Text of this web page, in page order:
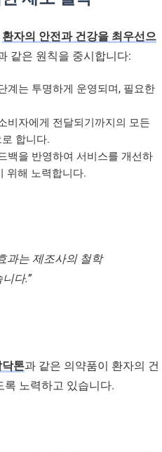
환자의 안전과 건강을 최우선으
같은 원칙을 중시합니다:
계는 투명하게 운영되며, 필요한
비자에게 전달되기까지의 모든
합니다.
백을 반영하여 서비스를 개선하
위해 노력합니다.
과는 제조사의 철학
다.”
닥톤과 같은 의약품이 환자의 건
록 노력하고 있습니다.